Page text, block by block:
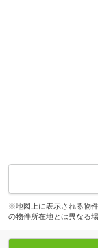
※地図上に表示される物
の物件所在地とは異なる